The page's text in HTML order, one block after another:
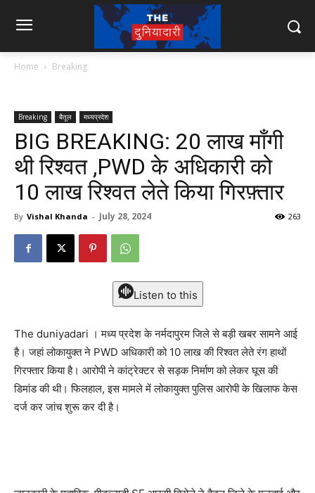
Home Breaking
Breaking बैतूल मध्यप्रदेश
BIG BREAKING: 20 लाख माँगी
थी रिश्वत ,PWD के अधिकारी को
10 लाख रिश्वत लेते किया गिरफ़्तार
By Vishal Khanda - July 28, 2024 263
Listen to this
The duniyadari । मध्य प्रदेश के नर्मदापुरम जिले से बड़ी खबर सामने आई
है। जहां लोकायुक्त ने PWD अधिकारी को 10 लाख की रिश्वत लेते रंग हाथों
गिरफ्तार किया है। आरोपी ने कांट्रेक्टर से सड़क निर्माण को लेकर घूस की
डिमांड की थी। फिलहाल, इस मामले में लोकायुक्त पुलिस आरोपी के खिलाफ केस
दर्ज कर जांच शुरू कर दी है।